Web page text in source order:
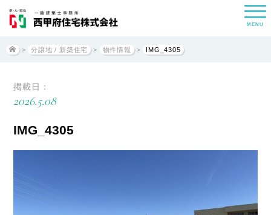
MENU
> 分譲地 / 新築住宅 > 物件情報 > IMG_4305
掲載日：
2026.5.08
IMG_4305